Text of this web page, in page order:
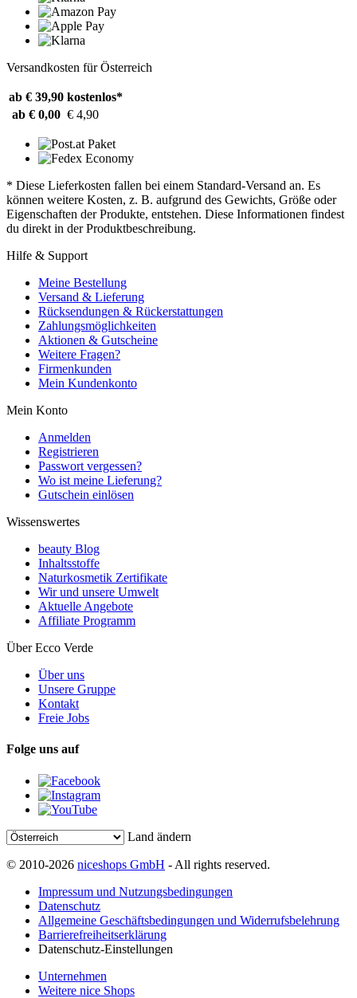
Versandkosten für Österreich
ab € 39,90 kostenlos*
ab € 0,00 € 4,90
* Diese Lieferkosten fallen bei einem Standard-Versand an. Es
können weitere Kosten, z. B. aufgrund des Gewichts, Größe oder
Eigenschaften der Produkte, entstehen. Diese Informationen findest
du direkt in der Produktbeschreibung.
Hilfe & Support
Meine Bestellung
Versand & Lieferung
Rücksendungen & Rückerstattungen
Zahlungsmöglichkeiten
Aktionen & Gutscheine
Weitere Fragen?
Firmenkunden
Mein Kundenkonto
Mein Konto
Anmelden
Registrieren
Passwort vergessen?
Wo ist meine Lieferung?
Gutschein einlösen
Wissenswertes
beauty Blog
Inhaltsstoffe
Naturkosmetik Zertifikate
Wir und unsere Umwelt
Aktuelle Angebote
Affiliate Programm
Über Ecco Verde
Über uns
Unsere Gruppe
Kontakt
Freie Jobs
Folge uns auf
Land ändern
© 2010-2026 niceshops GmbH - All rights reserved.
Impressum und Nutzungsbedingungen
Datenschutz
Allgemeine Geschäftsbedingungen und Widerrufsbelehrung
Barrierefreiheitserklärung
Datenschutz-Einstellungen
Unternehmen
Weitere nice Shops